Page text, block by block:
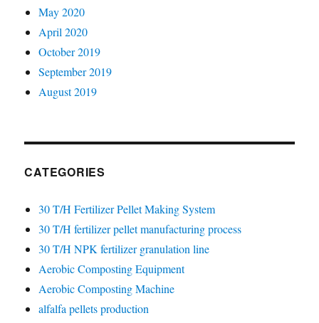
May 2020
April 2020
October 2019
September 2019
August 2019
CATEGORIES
30 T/H Fertilizer Pellet Making System
30 T/H fertilizer pellet manufacturing process
30 T/H NPK fertilizer granulation line
Aerobic Composting Equipment
Aerobic Composting Machine
alfalfa pellets production